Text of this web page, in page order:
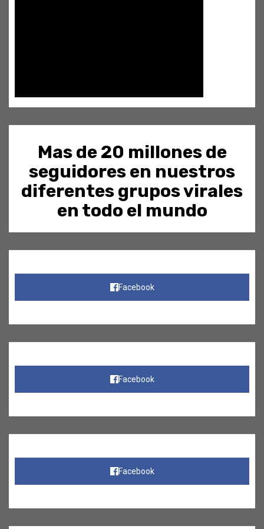
Mas de 20 millones de
seguidores en nuestros
diferentes grupos virales
en todo el mundo
Facebook
Facebook
Facebook